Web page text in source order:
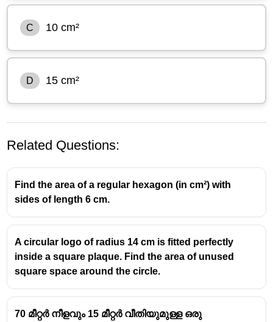
C 10 cm²
D 15 cm²
Related Questions:
Find the area of a regular hexagon (in cm²) with
sides of length 6 cm.
A circular logo of radius 14 cm is fitted perfectly
inside a square plaque. Find the area of unused
square space around the circle.
70 മീറ്റർ നീളവും 15 മീറ്റർ വീതിയുമുള്ള ഒരു